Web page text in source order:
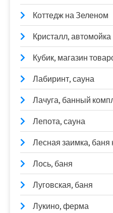
Коттедж на Зеленом
Кристалл, автомойка
Кубик, магазин
Лабиринт, сауна
Лачуга, банный
Лепота, сауна
Лесная заимка, баня
Лось, баня
Луговская, баня
Лукино, ферма